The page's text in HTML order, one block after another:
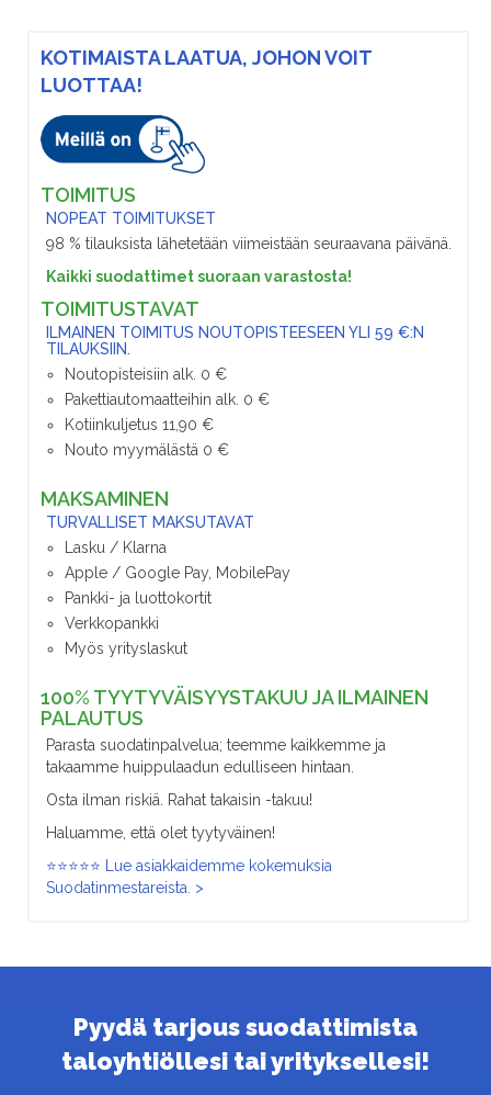
KOTIMAISTA LAATUA, JOHON VOIT
LUOTTAA!
TOIMITUS
NOPEAT TOIMITUKSET
98 % tilauksista lähetetään viimeistään seuraavana päivänä.
Kaikki suodattimet suoraan varastosta!
TOIMITUSTAVAT
ILMAINEN TOIMITUS NOUTOPISTEESEEN YLI 59 €:N
TILAUKSIIN.
Noutopisteisiin alk. 0 €
Pakettiautomaatteihin alk. 0 €
Kotiinkuljetus 11,90 €
Nouto myymälästä 0 €
MAKSAMINEN
TURVALLISET MAKSUTAVAT
Lasku / Klarna
Apple / Google Pay, MobilePay
Pankki- ja luottokortit
Verkkopankki
Myös yrityslaskut
100% TYYTYVÄISYYSTAKUU JA ILMAINEN
PALAUTUS
Parasta suodatinpalvelua; teemme kaikkemme ja
takaamme huippulaadun edulliseen hintaan.
Osta ilman riskiä. Rahat takaisin -takuu!
Haluamme, että olet tyytyväinen!
⭐⭐⭐⭐⭐ Lue asiakkaidemme kokemuksia
Suodatinmestareista. >
Pyydä tarjous suodattimista
taloyhtiöllesi tai yrityksellesi!